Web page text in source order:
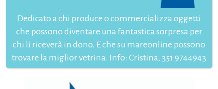
Dedicato a chi produce o commercializza oggetti
che possono diventare una fantastica sorpresa per
chi li riceverà in dono. E che su mareonline possono
trovare la miglior vetrina. Info: Cristina, 351 9744943